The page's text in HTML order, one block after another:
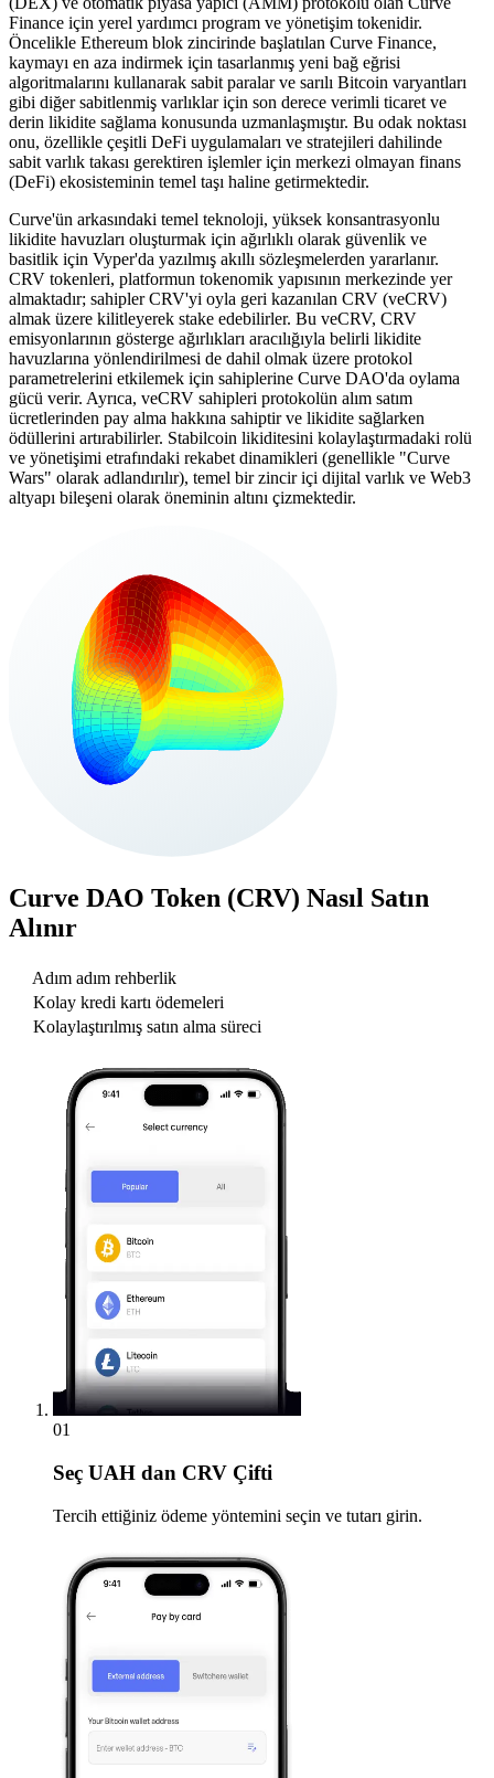
Finance için yerel yardımcı program ve yönetişim tokenidir.
Öncelikle Ethereum blok zincirinde başlatılan Curve Finance,
kaymayı en aza indirmek için tasarlanmış yeni bağ eğrisi
algoritmalarını kullanarak sabit paralar ve sarılı Bitcoin varyantları
gibi diğer sabitlenmiş varlıklar için son derece verimli ticaret ve
derin likidite sağlama konusunda uzmanlaşmıştır. Bu odak noktası
onu, özellikle çeşitli DeFi uygulamaları ve stratejileri dahilinde
sabit varlık takası gerektiren işlemler için merkezi olmayan finans
(DeFi) ekosisteminin temel taşı haline getirmektedir.
Curve'ün arkasındaki temel teknoloji, yüksek konsantrasyonlu
likidite havuzları oluşturmak için ağırlıklı olarak güvenlik ve
basitlik için Vyper'da yazılmış akıllı sözleşmelerden yararlanır.
CRV tokenleri, platformun tokenomik yapısının merkezinde yer
almaktadır; sahipler CRV'yi oyla geri kazanılan CRV (veCRV)
almak üzere kilitleyerek stake edebilirler. Bu veCRV, CRV
emisyonlarının gösterge ağırlıkları aracılığıyla belirli likidite
havuzlarına yönlendirilmesi de dahil olmak üzere protokol
parametrelerini etkilemek için sahiplerine Curve DAO'da oylama
gücü verir. Ayrıca, veCRV sahipleri protokolün alım satım
ücretlerinden pay alma hakkına sahiptir ve likidite sağlarken
ödüllerini artırabilirler. Stabilcoin likiditesini kolaylaştırmadaki rolü
ve yönetişimi etrafındaki rekabet dinamikleri (genellikle "Curve
Wars" olarak adlandırılır), temel bir zincir içi dijital varlık ve Web3
altyapı bileşeni olarak öneminin altını çizmektedir.
Curve DAO Token (CRV) Nasıl Satın
Alınır
Adım adım rehberlik
Kolay kredi kartı ödemeleri
Kolaylaştırılmış satın alma süreci
01
Seç UAH dan CRV Çifti
Tercih ettiğiniz ödeme yöntemini seçin ve tutarı girin.